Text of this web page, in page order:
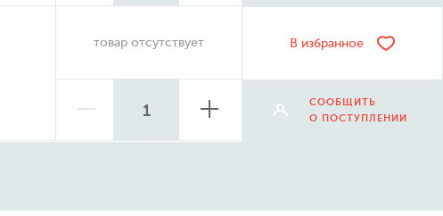
товар отсутствует В избранное
СООБЩИТЬ
О ПОСТУПЛЕНИИ